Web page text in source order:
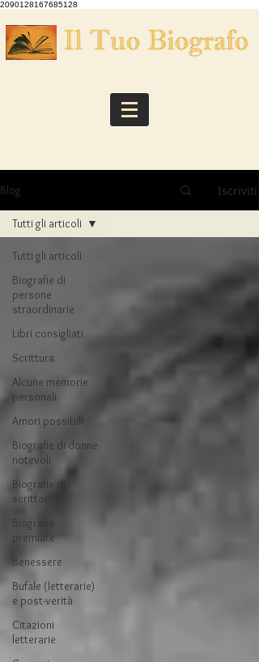
2090128167685128
Blog Iscriviti
Tutti gli articoli
Biografie di
persone
straordinarie
Libri consigliati
Scrittura
Alcune memorie
personali
Amori possibili
Biografie di donne
notevoli
Biografie di
scrittori
Biografie
premiate
Benessere
Bufale (letterarie)
e post-verità
Citazioni
letterarie
Tutti gli articoli